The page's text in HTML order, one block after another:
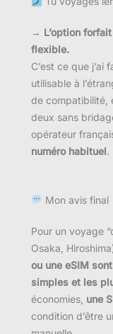
→ L’option
flexible.
C’est ce que j’ai
utilisable à
de compatibilité,
deux sans
opérateur
numéro habituel.
Mon avis final
Pour un voyage
Osaka,
ou une eSIM
simples et les
économies, une
condition d’être